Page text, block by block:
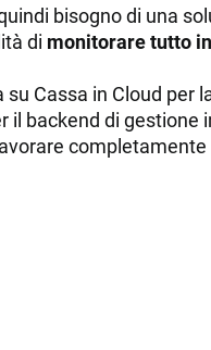
ADD ON &
Developer
bisogno di una
di monitorare tutto
su Cassa in Cloud per
il backend di gestione
completamente